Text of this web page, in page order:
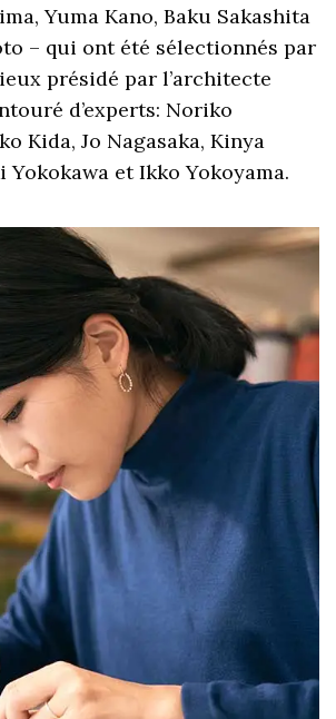
Yuma Kano, Baku Sakashita
– qui ont été sélectionnés par
présidé par l’architecte
d’experts: Noriko
Kida, Jo Nagasaka, Kinya
Yokokawa et Ikko Yokoyama.